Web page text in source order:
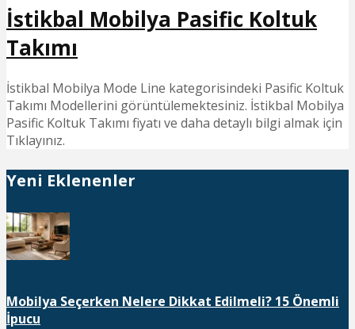
İstikbal Mobilya Pasific Koltuk
Takımı
İstikbal Mobilya Mode Line kategorisindeki Pasific Koltuk
Takımı Modellerini görüntülemektesiniz. İstikbal Mobilya
Pasific Koltuk Takımı fiyatı ve daha detaylı bilgi almak için
Tıklayınız.
Yeni Eklenenler
Mobilya Seçerken Nelere Dikkat Edilmeli? 15 Önemli
İpucu